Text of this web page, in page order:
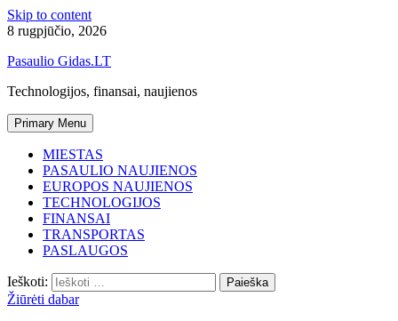
Skip to content
8 rugpjūčio, 2026
Pasaulio Gidas.LT
Technologijos, finansai, naujienos
Primary Menu
MIESTAS
PASAULIO NAUJIENOS
EUROPOS NAUJIENOS
TECHNOLOGIJOS
FINANSAI
TRANSPORTAS
PASLAUGOS
Ieškoti:
Žiūrėti dabar